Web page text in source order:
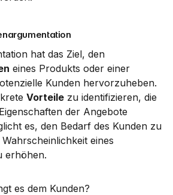
eines Produkts oder einer
Kunden hervorzuheben.
Vorteile zu identifizieren, die
der Angebote
es, den Bedarf des Kunden zu
eines
erhöhen.
es dem Kunden?